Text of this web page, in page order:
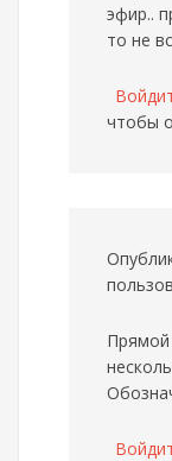
эфир..
то не
чтобы
Прямой